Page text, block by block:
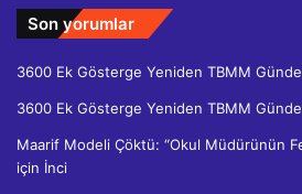
Son yorumlar
3600 Ek Gösterge Yeniden TBMM
3600 Ek Gösterge Yeniden TBMM
Maarif Modeli Çöktü: “Okul Müdürünün
için İnci